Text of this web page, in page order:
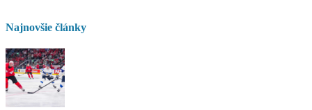
Najnovšie články